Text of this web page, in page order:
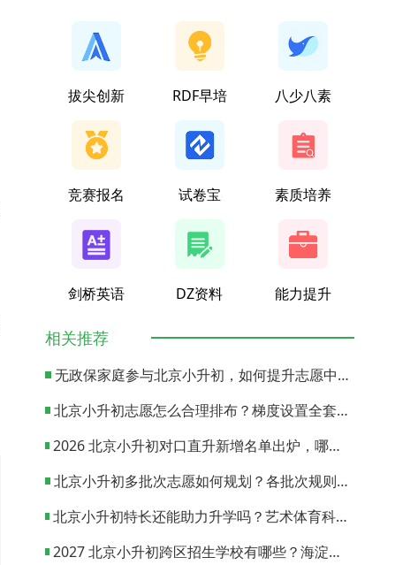
拔尖创新 RDF早培 八少八素
竞赛报名 试卷宝 素质培养
剑桥英语 DZ资料 能力提升
相关推荐
无政保家庭参与北京小升初，如何提升志愿中签概率？
北京小升初志愿怎么合理排布？梯度设置全套策略与填报避坑指南
2026 北京小升初对口直升新增名单出炉，哪些小学可以直升优质初中？
北京小升初多批次志愿如何规划？各批次规则与填报实操指南
北京小升初特长还能助力升学吗？艺术体育科技特长机会与误区全面解析
2027 北京小升初跨区招生学校有哪些？海淀西城东城全市招生校完整汇总